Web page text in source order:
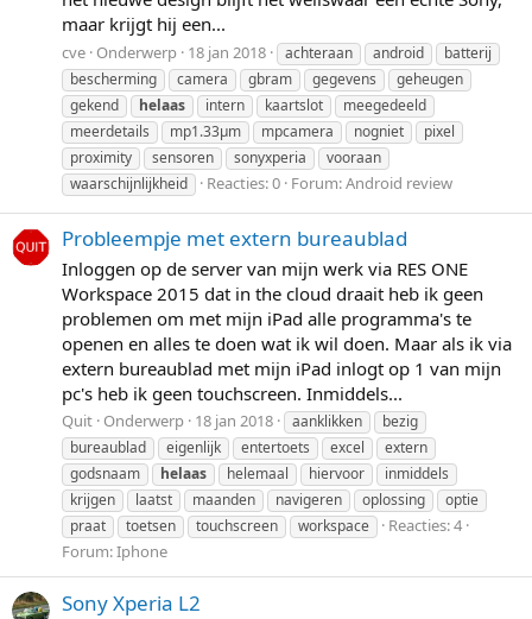
maar krijgt hij een...
cve Onderwerp 18 jan 2018 achteraan android
batterij
bescherming
camera gbram gegevens
geheugen
gekend
helaas intern kaartslot
meegedeeld
meerdetails
mp1.33µm mpcamera nogniet
pixel
proximity
sensoren sonyxperia
vooraan
waarschijnlijkheid
Reacties: 0 Forum:Android review
Probleempje met extern bureaublad
Inloggen op de server van mijn werk via RES ONE
Workspace 2015 dat in the cloud draait heb ik geen
problemen om met mijn iPad alle programma's te
openen en alles te doen wat ik wil doen. Maar als ik via
extern bureaublad met mijn iPad inlogt op 1 van mijn
pc's heb ik geen touchscreen. Inmiddels...
Quit Onderwerp 18 jan 2018 aanklikken
bezig
bureaublad
eigenlijk entertoets excel
extern
godsnaam
helaas helemaal hiervoor
inmiddels
krijgen
laatst maanden navigeren oplossing
optie
praat
toetsen touchscreen workspace
Reacties: 4
Forum:Iphone
Sony Xperia L2